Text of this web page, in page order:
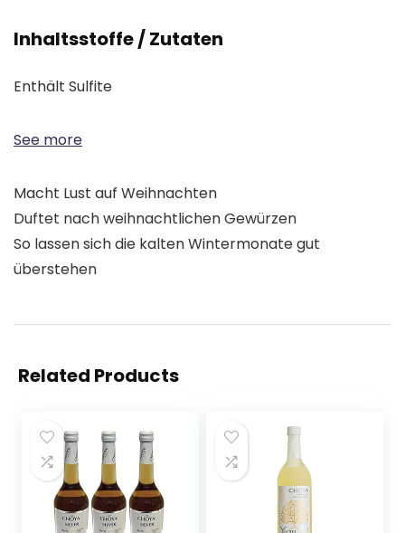
Inhaltsstoffe / Zutaten
Enthält Sulfite
See more
Macht Lust auf Weihnachten
Duftet nach weihnachtlichen Gewürzen
So lassen sich die kalten Wintermonate gut
überstehen
Related Products